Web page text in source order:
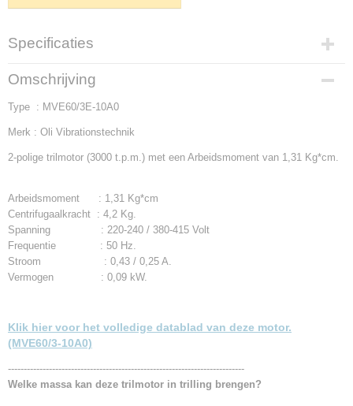
Specificaties
EAN code
MVE60-3-10A0
Netto gewicht
5,20 Kg
Omschrijving
Type : MVE60/3E-10A0
Merk : Oli Vibrationstechnik
2-polige trilmotor (3000 t.p.m.) met een Arbeidsmoment van 1,31 Kg*cm.
Arbeidsmoment : 1,31 Kg*cm
Centrifugaalkracht : 4,2 Kg.
Spanning : 220-240 / 380-415 Volt
Frequentie : 50 Hz.
Stroom : 0,43 / 0,25 A.
Vermogen : 0,09 kW.
Klik hier voor het volledige datablad van deze motor.
(MVE60/3-10A0)
---------------------------------------------------------------------------
Welke massa kan deze trilmotor in trilling brengen?